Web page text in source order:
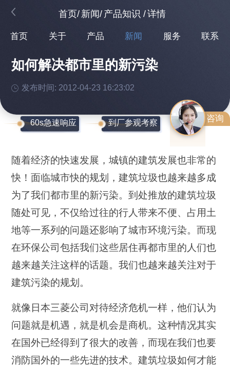
首页/ 新闻/ 产品知识 /详情
首页 关于 产品 新闻 服务 联系
如何解决都市里的新污染
发布时间: 2012-04-23 16:23:02
咨询
60s急速响应 到厂参观考察
随着经济的快速发展，城镇的建筑发展也非常的
快！面临城市快的规划，建筑垃圾也越来越多成
为了我们都市里的新污染。到处推放的建筑垃圾
随处可见，不仅给过往的行人带来不便、占用土
地等一系列的问题还影响了城市环境污染。而现
在环保公司包括我们这些居住再都市里的人们也
越来越关注这样的话题。我们也越来越关注对于
建筑污染的规划。
就像日本三菱公司对待经济危机一样，他们认为
问题就是机遇，就是机会是商机。这种情况其实
在国外已经得到了很大的改善，而现在我们也要
消防国外的一些先进的技术。建筑垃圾如何才能